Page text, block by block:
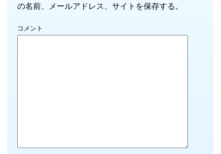
の名前、メールアドレス、サイトを保存する。
コメント